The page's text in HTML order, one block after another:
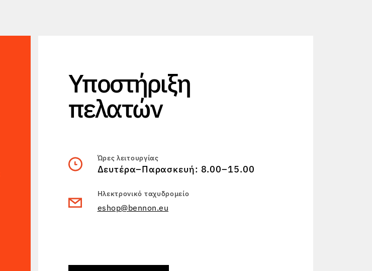
Υποστήριξη
πελατών
Ώρες λειτουργίας
Δευτέρα–Παρασκευή: 8.00–15.00
Ηλεκτρονικό ταχυδρομείο
eshop@bennon.eu